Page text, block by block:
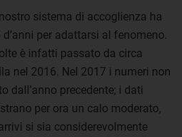
sistema di accoglienza ha
per adattarsi al fenomeno.
è infatti passato da circa
nel 2016. Nel 2017 i numeri non
dall’anno precedente; i dati
per ora un calo moderato,
si sia considerevolmente